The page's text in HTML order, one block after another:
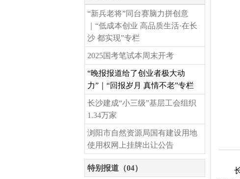
“新兵老将”同台赛脑力拼创意
｜“低成本创业 高品质生活·在长
沙 都实现”专栏
2025国考笔试本周末开考
“晚报报道给了创业者极大动
力”｜“回报岁月 真情不老”专栏
长沙建成“小三级”基层工会组织
1.34万家
浏阳市自然资源局国有建设用地
使用权网上挂牌出让公告
特别报道（04）
长